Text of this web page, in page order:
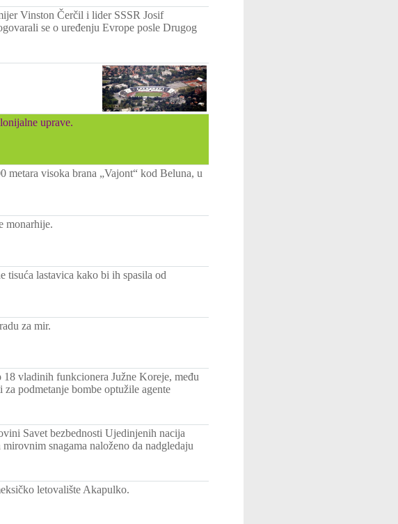
Vinston Čerčil i lider SSSR Josif
se o uređenju Evrope posle Drugog
uprave.
visoka brana „Vajont“ kod Beluna, u
monarhije.
tisuća lastavica kako bi ih spasila od
za mir.
vladinih funkcionera Južne Koreje, među
podmetanje bombe optužile agente
Savet bezbednosti Ujedinjenih nacija
snagama naloženo da nadgledaju
letovalište Akapulko.